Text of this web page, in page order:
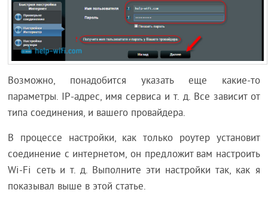
Возможно, понадобится указать еще какие-то
параметры. IP-адрес, имя сервиса и т. д. Все зависит от
типа соединения, и вашего провайдера.
В процессе настройки, как только роутер установит
соединение с интернетом, он предложит вам настроить
Wi-Fi сеть и т. д. Выполните эти настройки так, как я
показывал выше в этой статье.